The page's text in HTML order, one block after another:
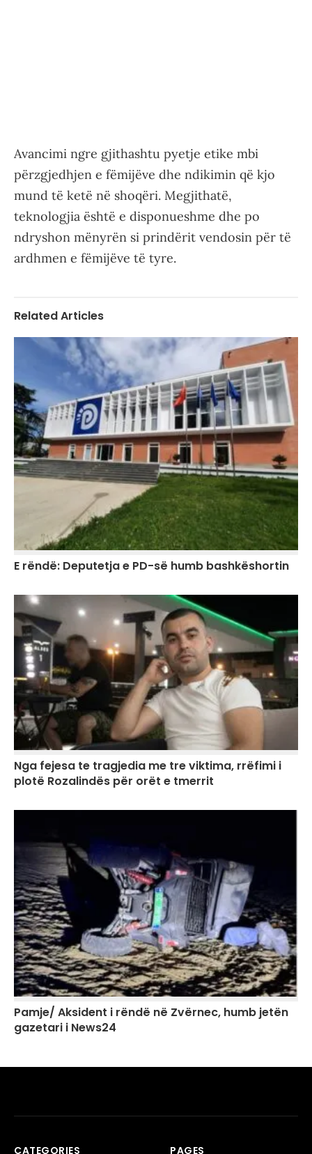
Avancimi ngre gjithashtu pyetje etike mbi
përzgjedhjen e fëmijëve dhe ndikimin që kjo
mund të ketë në shoqëri. Megjithatë,
teknologjia është e disponueshme dhe po
ndryshon mënyrën si prindërit vendosin për të
ardhmen e fëmijëve të tyre.
Related Articles
E rëndë: Deputetja e PD-së humb bashkëshortin
Nga fejesa te tragjedia me tre viktima, rrëfimi i
plotë Rozalindës për orët e tmerrit
Pamje/ Aksident i rëndë në Zvërnec, humb jetën
gazetari i News24
CATEGORIES PAGES